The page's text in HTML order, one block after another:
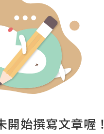
開始撰寫文章喔！